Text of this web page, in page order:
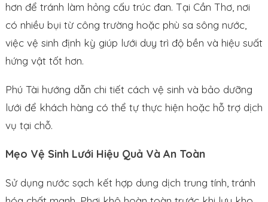
hơn để tránh làm hỏng cấu trúc đan. Tại Cần Thơ, nơi
có nhiều bụi từ công trường hoặc phù sa sông nước,
việc vệ sinh định kỳ giúp lưới duy trì độ bền và hiệu suất
hứng vật tốt hơn.
Phú Tài hướng dẫn chi tiết cách vệ sinh và bảo dưỡng
lưới để khách hàng có thể tự thực hiện hoặc hỗ trợ dịch
vụ tại chỗ.
Mẹo Vệ Sinh Lưới Hiệu Quả Và An Toàn
Sử dụng nước sạch kết hợp dung dịch trung tính, tránh